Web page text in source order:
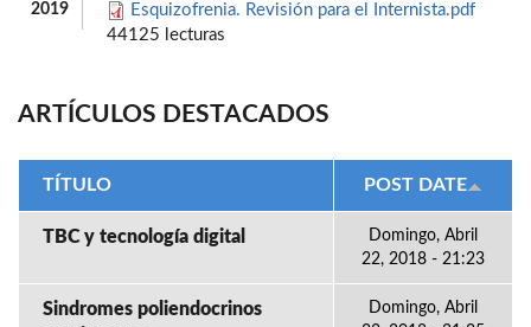
2019
Esquizofrenia. Revisión para el Internista.pdf
44125 lecturas
ARTÍCULOS DESTACADOS
TÍTULO POST DATE
TBC y tecnología digital
Domingo, Abril
22, 2018 - 21:23
Sindromes poliendocrinos
Domingo, Abril